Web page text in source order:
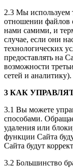
2.3 Мы используем
отношении файлов
нами самими, и
случае, если они
технологических
предоставлять на
возможности
сетей и аналитику).
3 КАК
3.1 Вы можете
способами.
удаления или
функции Сайта
Сайта будут
3.2 Большинство